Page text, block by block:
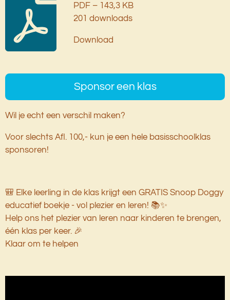
PDF – 143,3 KB
201 downloads
Download
Sponsor een klas
Wil je echt een verschil maken?
Voor slechts Afl. 100,- kun je een hele basisschoolklas
sponsoren!
🎒 Elke leerling in de klas krijgt een GRATIS Snoop Doggy
educatief boekje - vol plezier en leren! 📚✨
Help ons het plezier van leren naar kinderen te brengen,
één klas per keer. 🎉
Klaar om te helpen